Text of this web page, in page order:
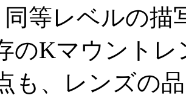
等レベルの描
のKマウント
も、レンズの